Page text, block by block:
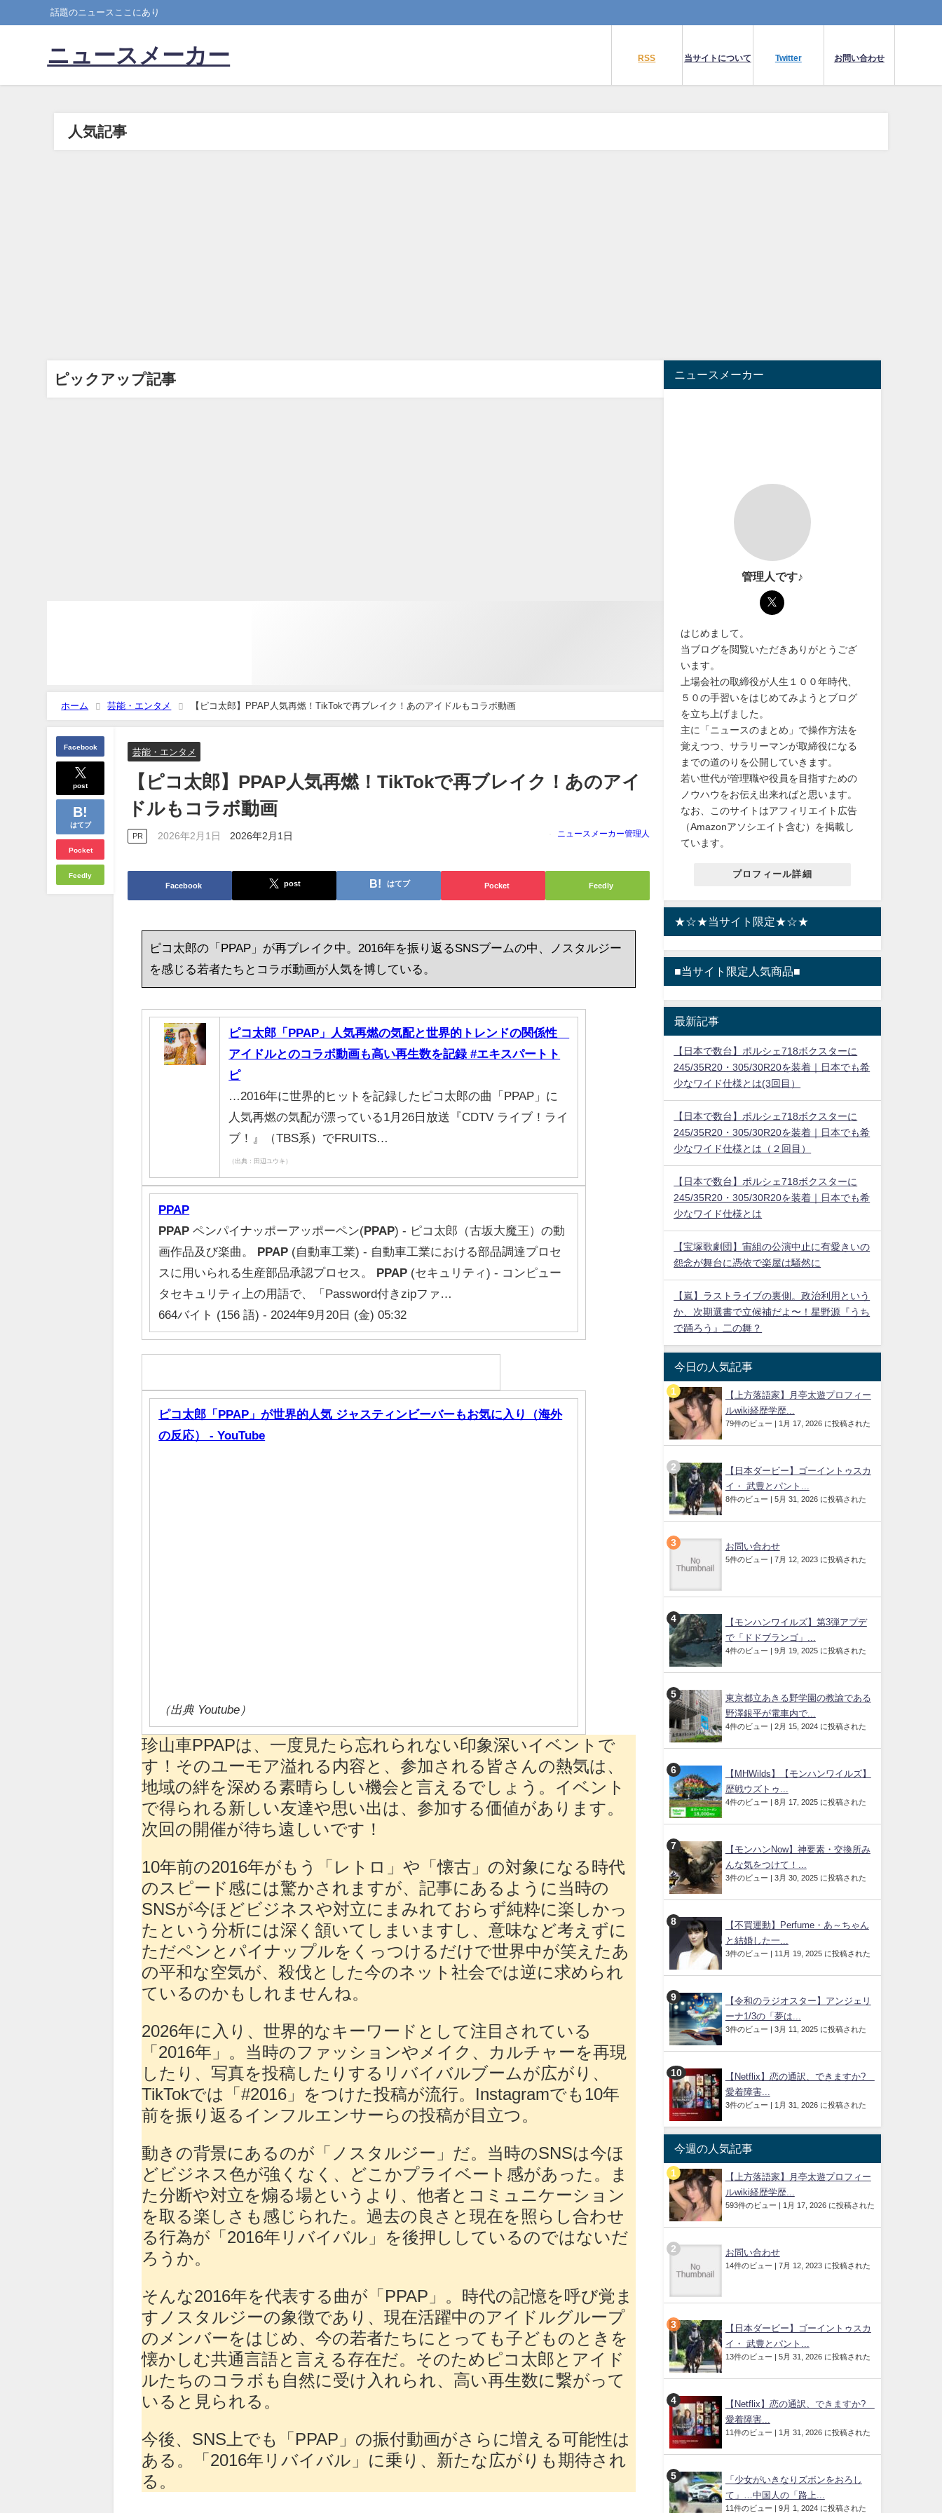
話題のニュースここにあり
ニュースメーカー RSS 当サイトについて Twitter お問い合わせ
人気記事
ピックアップ記事
ホーム 芸能・エンタメ 【ピコ太郎】PPAP人気再燃！TikTokで再ブレイク！あのアイドルもコラボ動画
Facebook
post
はてブ
Pocket
Feedly
芸能・エンタメ
【ピコ太郎】PPAP人気再燃！TikTokで再ブレイク！あのアイ
ドルもコラボ動画
PR 2026年2月1日 2026年2月1日 ニュースメーカー管理人
Facebook post はてブ Pocket Feedly
ピコ太郎の「PPAP」が再ブレイク中。2016年を振り返るSNSブームの中、ノスタルジー
を感じる若者たちとコラボ動画が人気を博している。
ピコ太郎「PPAP」人気再燃の気配と世界的トレンドの関係性
アイドルとのコラボ動画も高い再生数を記録 #エキスパートト
ピ
…2016年に世界的ヒットを記録したピコ太郎の曲「PPAP」に
人気再燃の気配が漂っている1月26日放送『CDTV ライブ！ライ
ブ！』（TBS系）でFRUITS…
（出典：田辺ユウキ）
PPAP
PPAP ペンパイナッポーアッポーペン(PPAP) - ピコ太郎（古坂大魔王）の動
画作品及び楽曲。 PPAP (自動車工業) - 自動車工業における部品調達プロセ
スに用いられる生産部品承認プロセス。 PPAP (セキュリティ) - コンピュー
タセキュリティ上の用語で、「Password付きzipファ…
664バイト (156 語) - 2024年9月20日 (金) 05:32
ピコ太郎「PPAP」が世界的人気 ジャスティンビーバーもお気に入り（海外
の反応） - YouTube
（出典 Youtube）
珍山車PPAPは、一度見たら忘れられない印象深いイベントで
す！そのユーモア溢れる内容と、参加される皆さんの熱気は、
地域の絆を深める素晴らしい機会と言えるでしょう。イベント
で得られる新しい友達や思い出は、参加する価値があります。
次回の開催が待ち遠しいです！
10年前の2016年がもう「レトロ」や「懐古」の対象になる時代
のスピード感には驚かされますが、記事にあるように当時の
SNSが今ほどビジネスや対立にまみれておらず純粋に楽しかっ
たという分析には深く頷いてしまいますし、意味など考えずに
ただペンとパイナップルをくっつけるだけで世界中が笑えたあ
の平和な空気が、殺伐とした今のネット社会では逆に求められ
ているのかもしれませんね。
2026年に入り、世界的なキーワードとして注目されている
「2016年」。当時のファッションやメイク、カルチャーを再現
したり、写真を投稿したりするリバイバルブームが広がり、
TikTokでは「#2016」をつけた投稿が流行。Instagramでも10年
前を振り返るインフルエンサーらの投稿が目立つ。
動きの背景にあるのが「ノスタルジー」だ。当時のSNSは今ほ
どビジネス色が強くなく、どこかプライベート感があった。ま
た分断や対立を煽る場というより、他者とコミュニケーション
を取る楽しさも感じられた。過去の良さと現在を照らし合わせ
る行為が「2016年リバイバル」を後押ししているのではないだ
ろうか。
そんな2016年を代表する曲が「PPAP」。時代の記憶を呼び覚ま
すノスタルジーの象徴であり、現在活躍中のアイドルグループ
のメンバーをはじめ、今の若者たちにとっても子どものときを
懐かしむ共通言語と言える存在だ。そのためピコ太郎とアイド
ルたちのコラボも自然に受け入れられ、高い再生数に繋がって
いると見られる。
今後、SNS上でも「PPAP」の振付動画がさらに増える可能性は
ある。「2016年リバイバル」に乗り、新たな広がりも期待され
る。
ニュースメーカー
管理人です♪
はじめまして。
当ブログを閲覧いただきありがとうござ
います。
上場会社の取締役が人生１００年時代、
５０の手習いをはじめてみようとブログ
を立ち上げました。
主に「ニュースのまとめ」で操作方法を
覚えつつ、サラリーマンが取締役になる
までの道のりを公開していきます。
若い世代が管理職や役員を目指すための
ノウハウをお伝え出来ればと思います。
なお、このサイトはアフィリエイト広告
（Amazonアソシエイト含む）を掲載し
ています。
プロフィール詳細
★☆★当サイト限定★☆★
■当サイト限定人気商品■
最新記事
【日本で数台】ポルシェ718ボクスターに
245/35R20・305/30R20を装着｜日本でも希
少なワイド仕様とは(3回目）
【日本で数台】ポルシェ718ボクスターに
245/35R20・305/30R20を装着｜日本でも希
少なワイド仕様とは（２回目）
【日本で数台】ポルシェ718ボクスターに
245/35R20・305/30R20を装着｜日本でも希
少なワイド仕様とは
【宝塚歌劇団】宙組の公演中止に有愛きいの
怨念が舞台に憑依で楽屋は騒然に
【嵐】ラストライブの裏側。政治利用という
か、次期選書で立候補だよ〜！星野源『うち
で踊ろう』二の舞？
今日の人気記事
【上方落語家】月亭太遊プロフィー
ルwiki経歴学歴...
79件のビュー | 1月 17, 2026 に投稿された
【日本ダービー】ゴーイントゥスカ
イ・ 武豊とパント...
8件のビュー | 5月 31, 2026 に投稿された
お問い合わせ
5件のビュー | 7月 12, 2023 に投稿された
【モンハンワイルズ】第3弾アプデ
で「ドドブランゴ」...
4件のビュー | 9月 19, 2025 に投稿された
東京都立あきる野学園の教諭である
野澤銀平が電車内で...
4件のビュー | 2月 15, 2024 に投稿された
【MHWilds】【モンハンワイルズ】
歴戦ウズトゥ...
4件のビュー | 8月 17, 2025 に投稿された
【モンハンNow】神要素・交換所み
んな気をつけて！...
3件のビュー | 3月 30, 2025 に投稿された
【不買運動】Perfume・あ～ちゃん
と結婚した一...
3件のビュー | 11月 19, 2025 に投稿された
【令和のラジオスター】アンジェリ
ーナ1/3の「夢は...
3件のビュー | 3月 11, 2025 に投稿された
【Netflix】恋の通訳、できますか?
愛着障害...
3件のビュー | 1月 31, 2026 に投稿された
今週の人気記事
【上方落語家】月亭太遊プロフィー
ルwiki経歴学歴...
593件のビュー | 1月 17, 2026 に投稿された
お問い合わせ
14件のビュー | 7月 12, 2023 に投稿された
【日本ダービー】ゴーイントゥスカ
イ・ 武豊とパント...
13件のビュー | 5月 31, 2026 に投稿された
【Netflix】恋の通訳、できますか?
愛着障害...
11件のビュー | 1月 31, 2026 に投稿された
「少女がいきなりズボンをおろし
て」…中国人の「路上...
11件のビュー | 9月 1, 2024 に投稿された